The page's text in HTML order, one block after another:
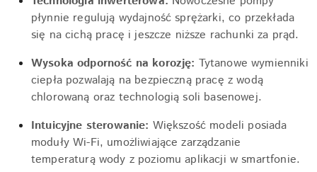
płynnie regulują wydajność sprężarki, co przekłada
się na cichą pracę i jeszcze niższe rachunki za prąd.
Wysoka odporność na korozję: Tytanowe wymienniki
ciepła pozwalają na bezpieczną pracę z wodą
chlorowaną oraz technologią soli basenowej.
Intuicyjne sterowanie: Większość modeli posiada
moduły Wi-Fi, umożliwiające zarządzanie
temperaturą wody z poziomu aplikacji w smartfonie.